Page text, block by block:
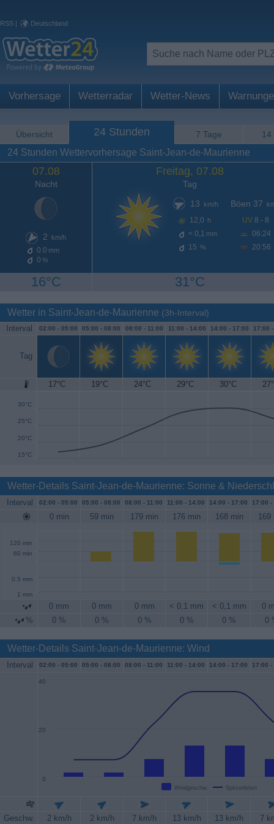
RSS | Deutschland
Vorhersage Wetterradar Wetter-News
Übersicht 24 Stunden 7 Tage 14
24 Stunden Wettervorhersage Saint-Jean-de-Maurienne
07.08
Nacht
2 km/h
0.0 mm
0 %
16°C
Freitag, 07.08
Tag
13
km/h
12,0 h
< 0,1 mm
15 %
Böen 37
UV 8 - 8
06:24
20:56
31°C
Wetter in Saint-Jean-de-Maurienne (3h-Interval)
Interval 02:00 - 05:00 05:00 - 08:00 08:00 - 11:00 11:00 - 14:00 14:00 - 17:00 17:00
Tag
17°C 19°C 24°C 29°C 30°C
15°C
20°C
25°C
30°C
35°C
Wetter-Details Saint-Jean-de-Maurienne: Sonne &
Interval 02:00 - 05:00 05:00 - 08:00 08:00 - 11:00 11:00 - 14:00 14:00 - 17:00 17:00 -
0 min 59 min 179 min 176 min 168 min 169
60 min
120 min
0.5 mm
1 mm
0 mm 0 mm 0 mm < 0,1 mm < 0,1 mm
0
%
0 % 0 % 0 % 0 % 0 % 0
Wetter-Details Saint-Jean-de-Maurienne: Wind
Interval 02:00 - 05:00 05:00 - 08:00 08:00 - 11:00 11:00 - 14:00 14:00 - 17:00 17:00 -
Windgeschw. Spitzenböen
0
20
40
Geschw. 2 km/h 2 km/h 7 km/h 13 km/h 13 km/h
7